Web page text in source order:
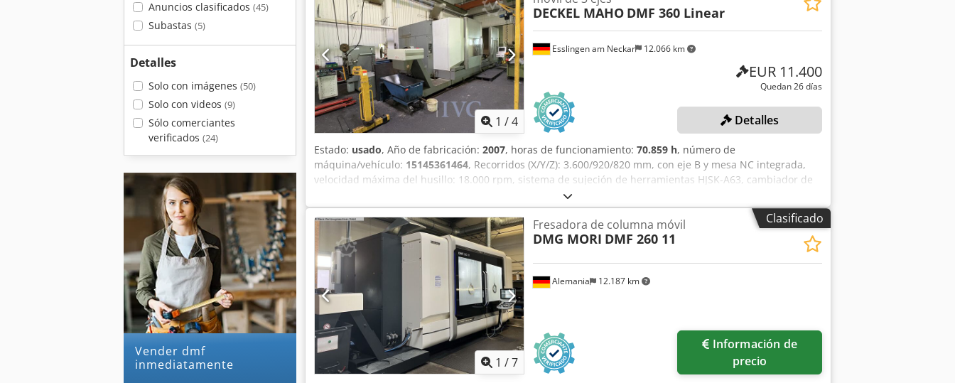
Anuncios clasificados (45)
Subastas (5)
Detalles
Solo con imágenes (50)
Solo con videos (9)
Sólo comerciantes
verificados (24)
Vender dmf
inmediatamente
Renishaw OP60
1 /4
Esslingen am Neckar 12.066 km
DECKEL MAHO DMF 360 Linear
EUR 11.400
Quedan 26 días
Detalles
Estado: usado, Año de fabricación: 2007, horas de funcionamiento: 70.859 h, número de
máquina/vehículo: 15145361464, Recorridos (X/Y/Z): 3.600/920/820 mm, con eje B y mesa NC integrada,
velocidad máxima del husillo: 18.000 rpm, sistema de sujeción de herramientas HJSK-A63, cambiador de
herramientas de 30 posiciones, mecanizado alternativo, control SIEMENS Sinumerik 840 D Powerline,
transportador de virutas, separador de emulsiones, palpador de medición infrarrojo. El cliente debe
aspirar y eliminar adecuadamente las emulsiones de refrigeración/lubricantes. Dodpjzqy Umjfx Adhjck
Clasificado
1 /7
Alemania 12.187 km
Fresadora de columna móvil
DMG MORI DMF 260 11
precio